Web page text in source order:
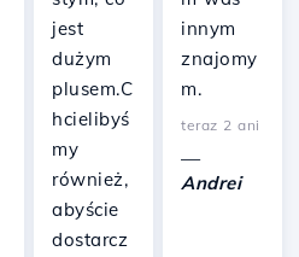
jest
dużym
plusem.C
hcielibyś
my
również,
abyście
dostarcz
innym
znajomy
m.
teraz 2 ani
—
Andrei